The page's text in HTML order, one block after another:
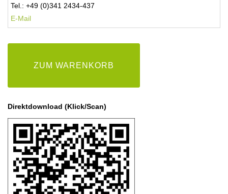
Tel.: +49 (0)341 2434-437
E-Mail
ZUM WARENKORB
Direktdownload (Klick/Scan)